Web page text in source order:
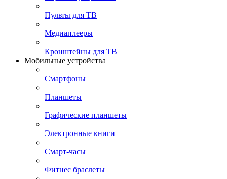
Пульты для ТВ
Медиаплееры
Кронштейны для ТВ
Мобильные устройства
Смартфоны
Планшеты
Графические планшеты
Электронные книги
Смарт-часы
Фитнес браслеты